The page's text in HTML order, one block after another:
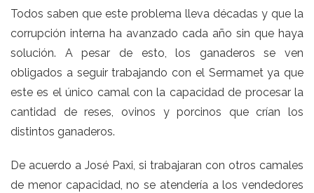
Todos saben que este problema lleva décadas y que la
corrupción interna ha avanzado cada año sin que haya
solución. A pesar de esto, los ganaderos se ven
obligados a seguir trabajando con el Sermamet ya que
este es el único camal con la capacidad de procesar la
cantidad de reses, ovinos y porcinos que crían los
distintos ganaderos.
De acuerdo a José Paxi, si trabajaran con otros camales
de menor capacidad, no se atendería a los vendedores